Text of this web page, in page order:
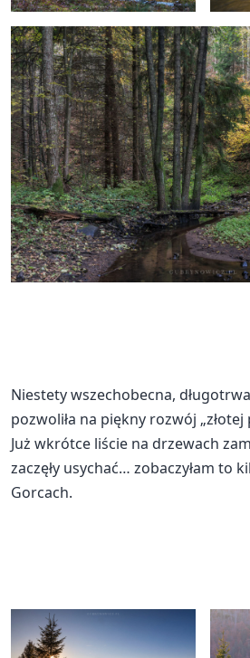
Niestety wszechobecna,
pozwoliła na piękny rozwój „złotej
Już wkrótce liście na drzewach
zaczęły usychać… zobaczyłam to
Gorcach.